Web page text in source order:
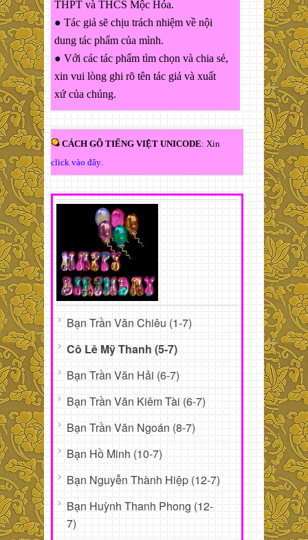
THPT và THCS Mộc Hóa.
● Tác giả sẽ chịu trách nhiệm về nội
dung tác phẩm của mình.
● Với các tác phẩm tìm chọn và chia sẻ,
xin vui lòng ghi rõ tên tác giả và xuất
xứ của chúng.
CÁCH GÕ TIẾNG VIỆT UNICODE: Xin
click vào đây
Bạn Trần Văn Chiêu (1-7)
Cô Lê Mỹ Thanh (5-7)
Bạn Trần Văn Hải (6-7)
Bạn Trần Văn Kiêm Tài (6-7)
Bạn Trần Văn Ngoán (8-7)
Bạn Hồ Minh (10-7)
Bạn Nguyễn Thành Hiệp (12-7)
Bạn Huỳnh Thanh Phong (12-
7)